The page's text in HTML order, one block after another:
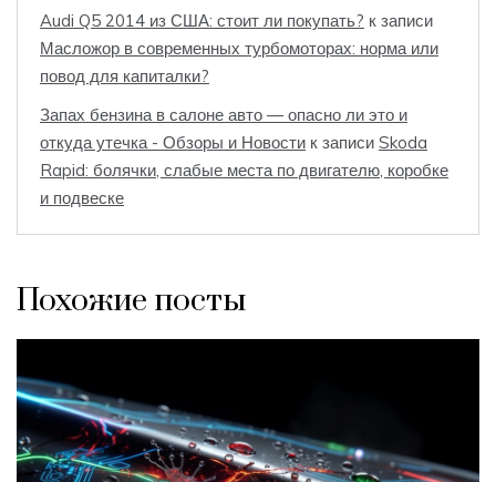
Audi Q5 2014 из США: стоит ли покупать? к записи
Масложор в современных турбомоторах: норма или
повод для капиталки?
Запах бензина в салоне авто — опасно ли это и
откуда утечка - Обзоры и Новости к записи Skoda
Rapid: болячки, слабые места по двигателю, коробке
и подвеске
Похожие посты